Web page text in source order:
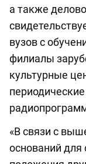
а также
вузов с
филиалы
культурные
«В связи с
оснований для